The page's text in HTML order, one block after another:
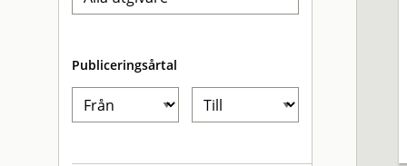
Publiceringsårtal